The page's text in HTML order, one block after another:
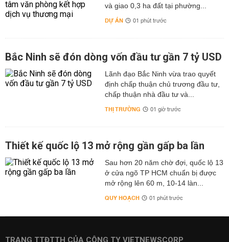
và giao 0,3 ha đất tại phường...
DỰ ÁN 01 phút trước
Bắc Ninh sẽ đón dòng vốn đầu tư gần 7 tỷ USD
Lãnh đạo Bắc Ninh vừa trao quyết
định chấp thuận chủ trương đầu tư,
chấp thuận nhà đầu tư và...
THỊ TRƯỜNG 01 giờ trước
Thiết kế quốc lộ 13 mở rộng gần gấp ba lần
Sau hơn 20 năm chờ đợi, quốc lộ 13
ở cửa ngõ TP HCM chuẩn bị được
mở rộng lên 60 m, 10-14 làn...
QUY HOẠCH 01 phút trước
TRANG TTĐTTH CỦA CÔNG TY VIETNEWSCORP